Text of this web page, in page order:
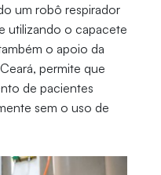
um robô respirador
utilizando o capacete
o apoio da
permite que
de pacientes
sem o uso de